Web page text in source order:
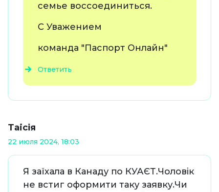
семье воссоединиться.
С Уважением
команда "Паспорт Онлайн"
Ответить
Таiсія
22 июля 2024, 18:03
Я заїхала в Канаду по КУАЄТ.Чоловік
не встиг оформити таку заявку.Чи